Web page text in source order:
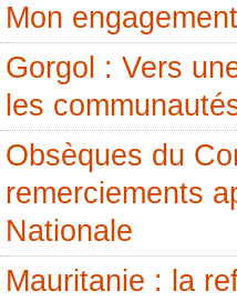
Mon
Gorgol : Vers
les
Obsèques du
remerciements
Nationale
Mauritanie : la